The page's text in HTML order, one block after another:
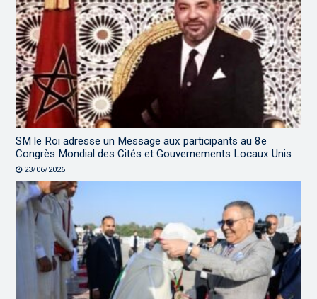
SM le Roi adresse un Message aux participants au 8e
Congrès Mondial des Cités et Gouvernements Locaux Unis
23/06/2026